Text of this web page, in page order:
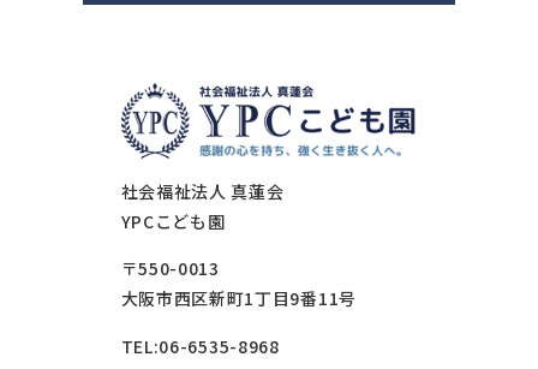
社会福祉法人 真蓮会
YPCこども園
〒550-0013
大阪市西区新町1丁目9番11号
TEL:06-6535-8968